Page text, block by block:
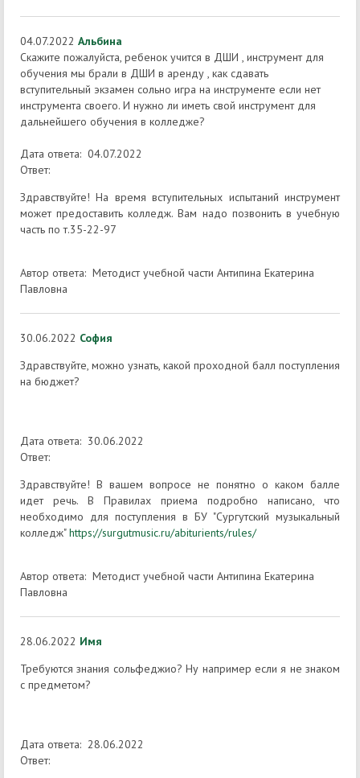
04.07.2022 Альбина
Скажите пожалуйста, ребенок учится в ДШИ , инструмент для
обучения мы брали в ДШИ в аренду , как сдавать
вступительный экзамен сольно игра на инструменте если нет
инструмента своего. И нужно ли иметь свой инструмент для
дальнейшего обучения в колледже?
Дата ответа: 04.07.2022
Ответ:
Здравствуйте! На время вступительных испытаний инструмент
может предоставить колледж. Вам надо позвонить в учебную
часть по т.35-22-97
Автор ответа: Методист учебной части Антипина Екатерина
Павловна
30.06.2022 София
Здравствуйте, можно узнать, какой проходной балл поступления
на бюджет?
Дата ответа: 30.06.2022
Ответ:
Здравствуйте! В вашем вопросе не понятно о каком балле
идет речь. В Правилах приема подробно написано, что
необходимо для поступления в БУ "Сургутский музыкальный
колледж"https://surgutmusic.ru/abiturients/rules/
Автор ответа: Методист учебной части Антипина Екатерина
Павловна
28.06.2022 Имя
Требуются знания сольфеджио? Ну например если я не знаком
с предметом?
Дата ответа: 28.06.2022
Ответ: